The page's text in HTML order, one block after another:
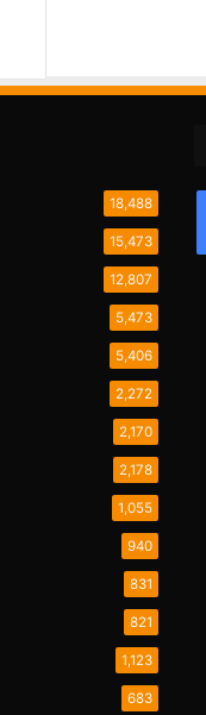
18,488
15,473
12,807
5,473
5,406
2,272
2,170
2,178
1,055
940
831
821
1,123
683